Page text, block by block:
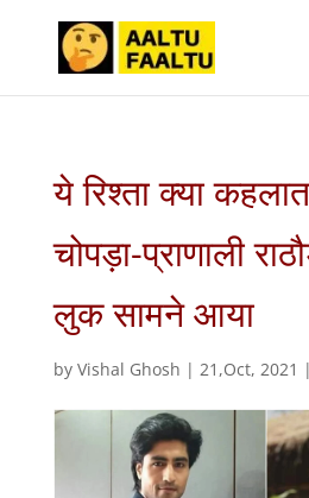
ये रिश्ता क्या
चोपड़ा-प्राणाली
लुक सामने आया
by Vishal Ghosh | 21,Oct, 2021 |